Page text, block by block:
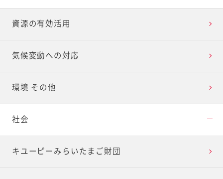
資源の有効活用
気候変動への対応
環境 その他
社会
キユーピーみらいたまご財団